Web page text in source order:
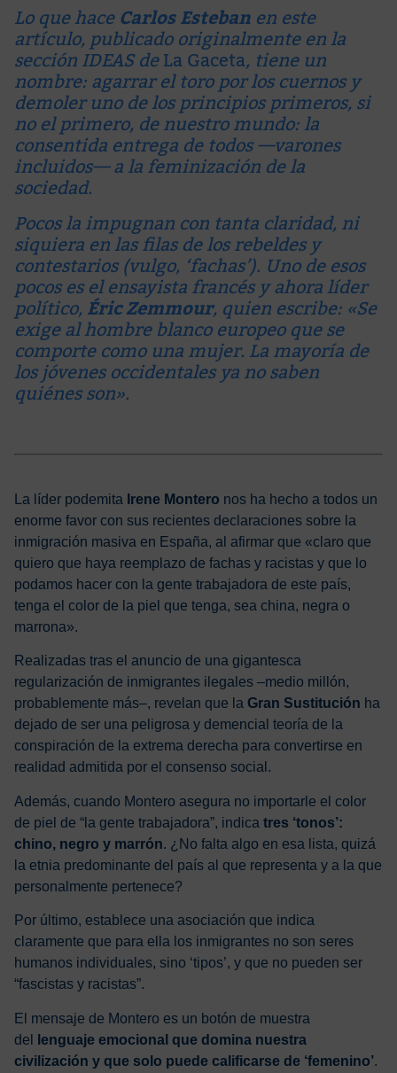
Lo que haceCarlos Estebanen este
artículo, publicado originalmente en la
sección IDEAS deLa Gaceta, tiene un
nombre: agarrar el toro por los cuernos y
demoler uno de los principios primeros, si
no el primero, de nuestro mundo: la
consentida entrega de todos —varones
incluidos— a la feminización de la
sociedad.
Pocos la impugnan con tanta claridad, ni
siquiera en las filas de los rebeldes y
contestarios (vulgo, ‘fachas’). Uno de esos
pocos es el ensayista francés y ahora líder
político,Éric Zemmour, quien escribe: «Se
exige al hombre blanco europeo que se
comporte como una mujer. La mayoría de
los jóvenes occidentales ya no saben
quiénes son».
La líder podemita Irene Montero nos ha hecho a todos un
enorme favor con sus recientes declaraciones sobre la
inmigración masiva en España, al afirmar que «claro que
quiero que haya reemplazo de fachas y racistas y que lo
podamos hacer con la gente trabajadora de este país,
tenga el color de la piel que tenga, sea china, negra o
marrona».
Realizadas tras el anuncio de una gigantesca
regularización de inmigrantes ilegales –medio millón,
probablemente más–, revelan que la Gran Sustitución ha
dejado de ser una peligrosa y demencial teoría de la
conspiración de la extrema derecha para convertirse en
realidad admitida por el consenso social.
Además, cuando Montero asegura no importarle el color
de piel de “la gente trabajadora”, indica tres ‘tonos’:
chino, negro y marrón. ¿No falta algo en esa lista, quizá
la etnia predominante del país al que representa y a la que
personalmente pertenece?
Por último, establece una asociación que indica
claramente que para ella los inmigrantes no son seres
humanos individuales, sino ‘tipos’, y que no pueden ser
“fascistas y racistas”.
El mensaje de Montero es un botón de muestra
del
lenguaje emocional que domina nuestra
civilización y que solo puede calificarse de ‘femenino’.